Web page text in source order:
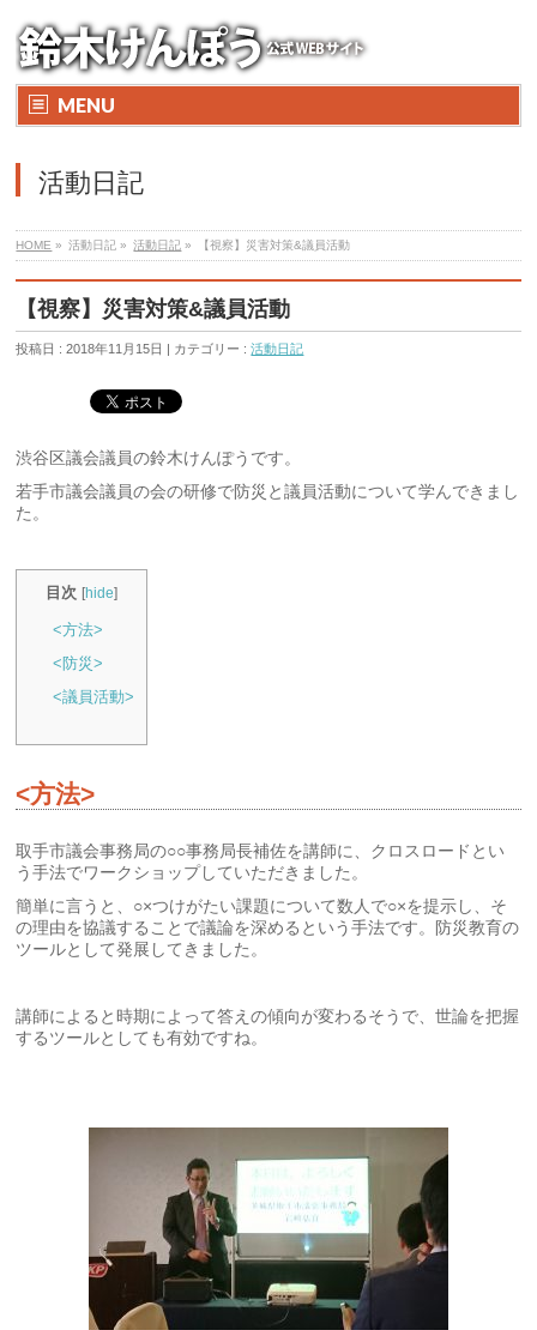
MENU
活動日記
HOME » 活動日記 » 活動日記 » 【視察】災害対策&議員活動
【視察】災害対策&議員活動
投稿日 : 2018年11月15日 | カテゴリー :活動日記
渋谷区議会議員の鈴木けんぽうです。
若手市議会議員の会の研修で防災と議員活動について学んできまし
た。
目次 [hide]
<方法>
<防災>
<議員活動>
<方法>
取手市議会事務局の○○事務局長補佐を講師に、クロスロードとい
う手法でワークショップしていただきました。
簡単に言うと、○×つけがたい課題について数人で○×を提示し、そ
の理由を協議することで議論を深めるという手法です。防災教育の
ツールとして発展してきました。
講師によると時期によって答えの傾向が変わるそうで、世論を把握
するツールとしても有効ですね。